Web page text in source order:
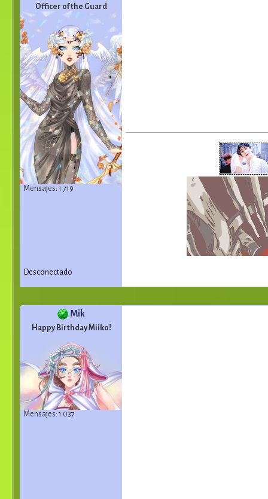
Officer of the Guard
Mensajes: 1 719
Desconectado
Mik
Happy Birthday Miiko!
Mensajes: 1 037